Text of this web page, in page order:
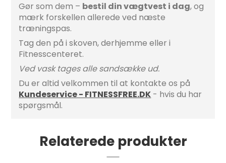
Gør som dem – bestil din vægtvest i dag, og
mærk forskellen allerede ved næste
træningspas.
Tag den på i skoven, derhjemme eller i
Fitnesscenteret.
Ved vask tages alle sandsække ud.
Du er altid velkommen til at kontakte os på
Kundeservice - FITNESSFREE.DK - hvis du har
spørgsmål.
Relaterede produkter